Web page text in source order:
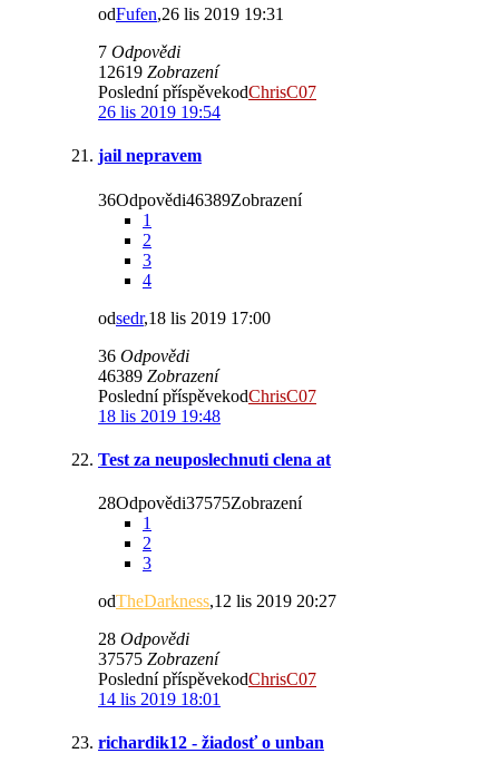
odFufen,26 lis 2019 19:31
7 Odpovědi
12619 Zobrazení
Poslední příspěvekodChrisC07
26 lis 2019 19:54
jail nepravem
36Odpovědi46389Zobrazení
1
2
3
4
odsedr,18 lis 2019 17:00
36 Odpovědi
46389 Zobrazení
Poslední příspěvekodChrisC07
18 lis 2019 19:48
Test za neuposlechnuti clena at
28Odpovědi37575Zobrazení
1
2
3
odTheDarkness,12 lis 2019 20:27
28 Odpovědi
37575 Zobrazení
Poslední příspěvekodChrisC07
14 lis 2019 18:01
richardik12 - žiadosť o unban